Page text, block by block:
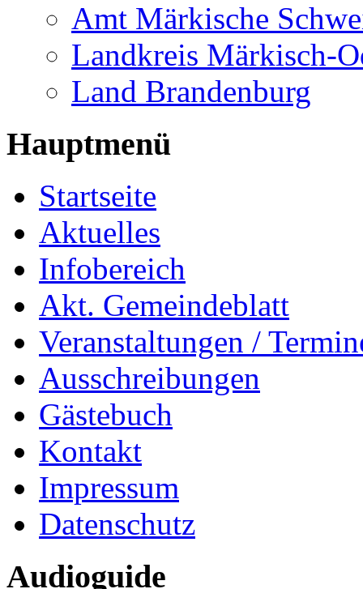
Amt Märkische
Landkreis Märkisch-
Land Brandenburg
Hauptmenü
Startseite
Aktuelles
Infobereich
Akt. Gemeindeblatt
Veranstaltungen /
Ausschreibungen
Gästebuch
Kontakt
Impressum
Datenschutz
Audioguide